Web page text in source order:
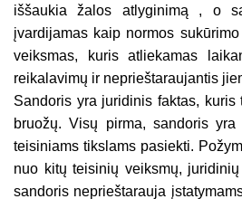
iššaukia žalos atlyginimą , o
įvardijamas kaip normos
veiksmas, kuris atliekamas
reikalavimų ir neprieštaraujantis
Sandoris yra juridinis faktas, kuris
bruožų. Visų pirma, sandoris
teisiniams tikslams pasiekti.
nuo kitų teisinių veiksmų,
sandoris neprieštarauja